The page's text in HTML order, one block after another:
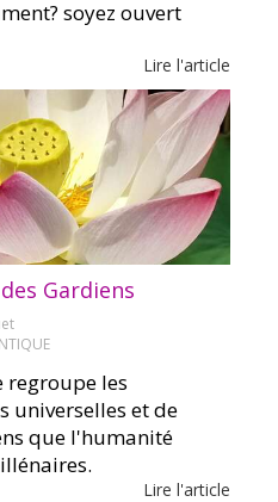
soyez ouvert
Lire l'article
Gardiens
regroupe les
universelles et de
que l'humanité
Lire l'article